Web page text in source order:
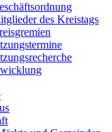
des Kreistags